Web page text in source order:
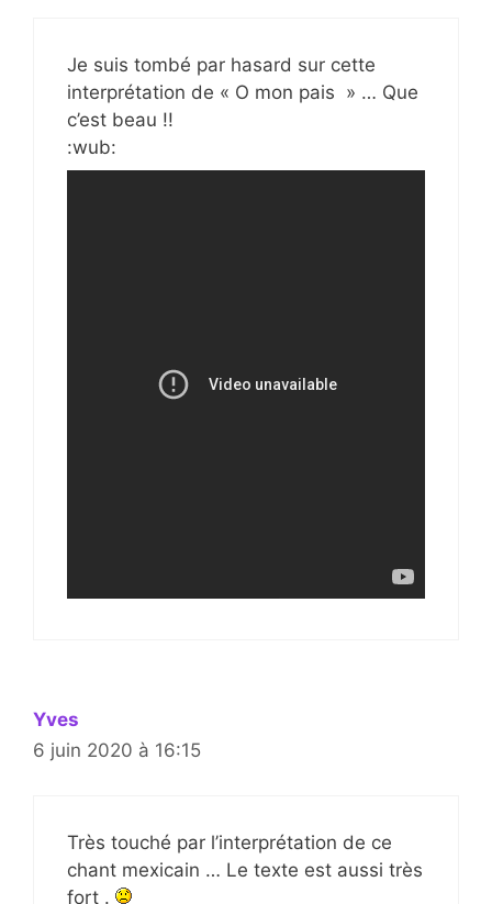
Je suis tombé par hasard sur cette
interprétation de « O mon pais » … Que
c’est beau !!
:wub:
Yves
6 juin 2020 à 16:15
Très touché par l’interprétation de ce
chant mexicain … Le texte est aussi très
fort .